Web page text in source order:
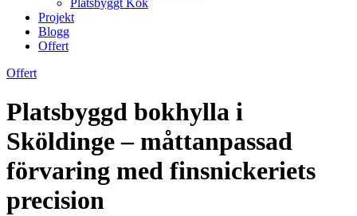
Platsbyggt Kök
Projekt
Blogg
Offert
Offert
Platsbyggd bokhylla i
Sköldinge – måttanpassad
förvaring med finsnickeriets
precision